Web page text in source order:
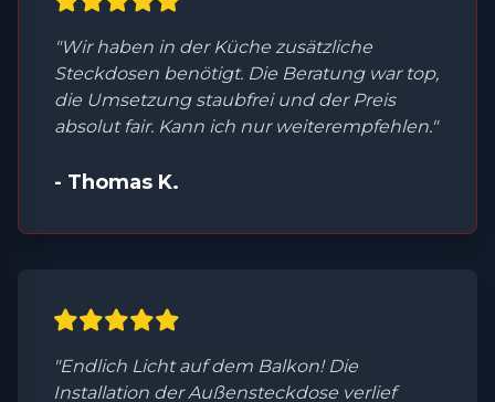
"Wir haben in der Küche zusätzliche
Steckdosen benötigt. Die Beratung war top,
die Umsetzung staubfrei und der Preis
absolut fair. Kann ich nur weiterempfehlen."
- Thomas K.
"Endlich Licht auf dem Balkon! Die
Installation der Außensteckdose verlief